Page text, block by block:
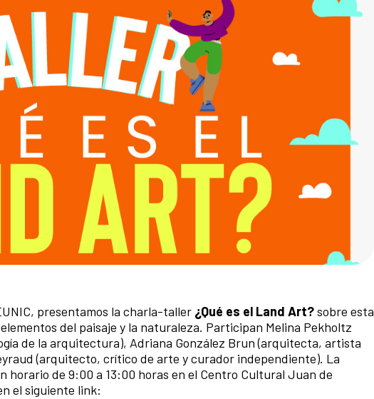
presentamos la charla-taller ¿Qué es el Land Art?sobre esta
del paisaje y la naturaleza. Participan Melina Pekholtz
de la arquitectura), Adriana González Brun (arquitecta, artista
(arquitecto, crítico de arte y curador independiente). La
horario de 9:00 a 13:00 horas en el Centro Cultural Juan de
el siguiente link: